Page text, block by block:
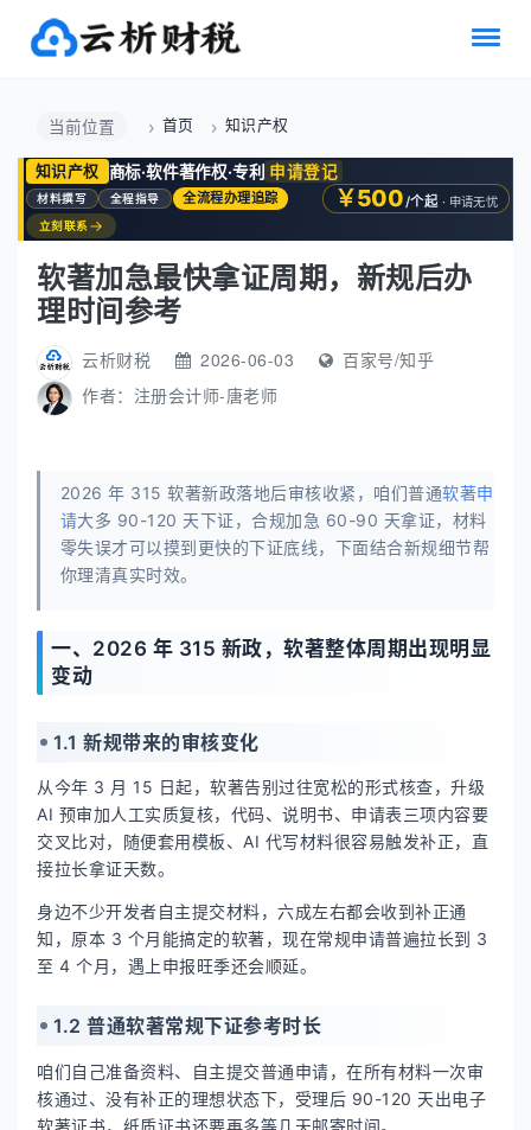
当前位置 首页 知识产权
知识产权 商标·软件著作权·专利 申请登记
材料撰写 全程指导 全流程办理追踪 ￥500/个起 · 申请无忧
立刻联系 →
软著加急最快拿证周期，新规后办
理时间参考
云析财税 2026-06-03
百家号/知乎
作者： 注册会计师-唐老师
2026 年 315 软著新政落地后审核收紧，咱们普通软著申
请大多 90-120 天下证，合规加急 60-90 天拿证，材料
零失误才可以摸到更快的下证底线，下面结合新规细节帮
你理清真实时效。
一、2026 年 315 新政，软著整体周期出现明显
变动
1.1 新规带来的审核变化
从今年 3 月 15 日起，软著告别过往宽松的形式核查，升级
AI 预审加人工实质复核，代码、说明书、申请表三项内容要
交叉比对，随便套用模板、AI 代写材料很容易触发补正，直
接拉长拿证天数。
身边不少开发者自主提交材料，六成左右都会收到补正通
知，原本 3 个月能搞定的软著，现在常规申请普遍拉长到 3
至 4 个月，遇上申报旺季还会顺延。
1.2 普通软著常规下证参考时长
咱们自己准备资料、自主提交普通申请，在所有材料一次审
核通过、没有补正的理想状态下，受理后 90-120 天出电子
软著证书，纸质证书还要再多等几天邮寄时间。